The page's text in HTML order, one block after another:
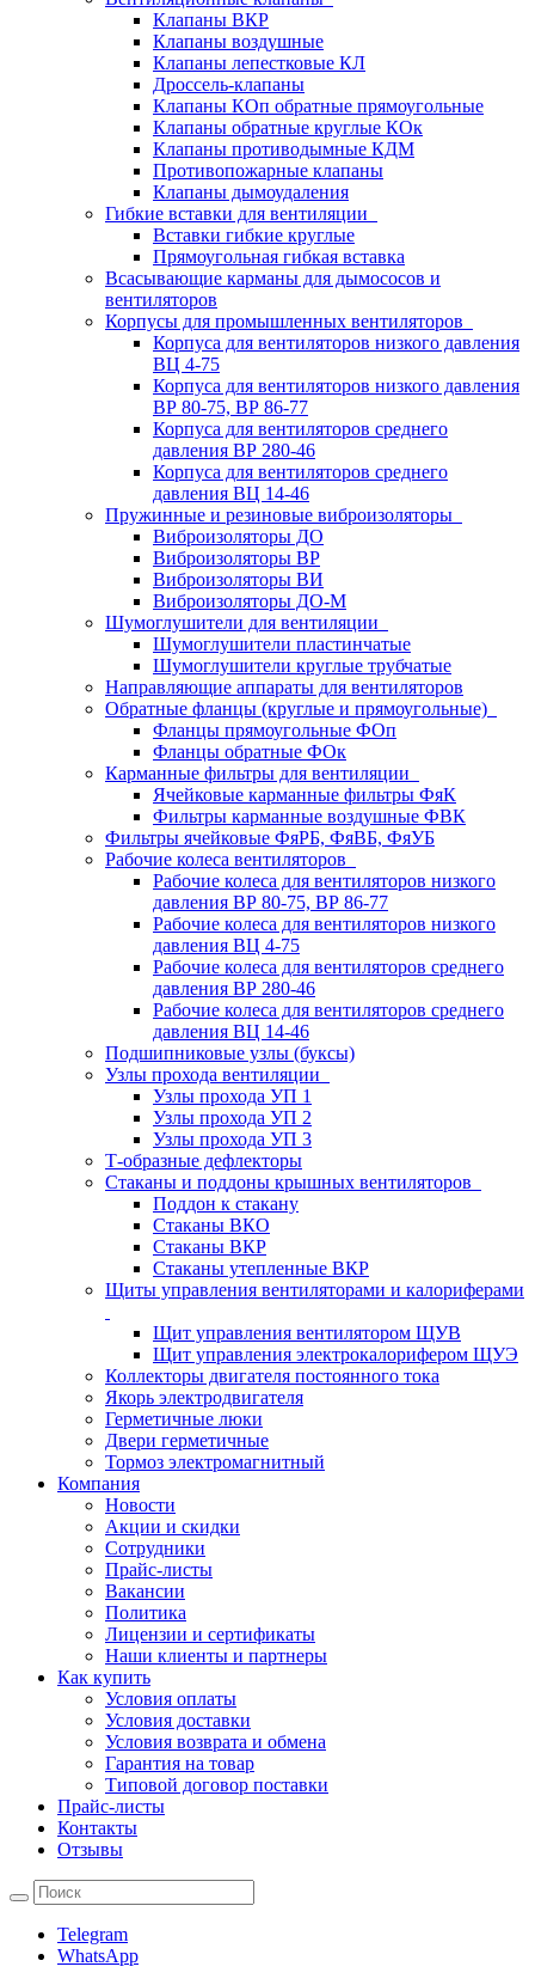
Клапаны ВКР
Клапаны воздушные
Клапаны лепестковые КЛ
Дроссель-клапаны
Клапаны КОп обратные прямоугольные
Клапаны обратные круглые КОк
Клапаны противодымные КДМ
Противопожарные клапаны
Клапаны дымоудаления
Гибкие вставки для вентиляции
Вставки гибкие круглые
Прямоугольная гибкая вставка
Всасывающие карманы для дымососов и
вентиляторов
Корпусы для промышленных вентиляторов
Корпуса для вентиляторов низкого давления
ВЦ 4-75
Корпуса для вентиляторов низкого давления
ВР 80-75, ВР 86-77
Корпуса для вентиляторов среднего
давления ВР 280-46
Корпуса для вентиляторов среднего
давления ВЦ 14-46
Пружинные и резиновые виброизоляторы
Виброизоляторы ДО
Виброизоляторы ВР
Виброизоляторы ВИ
Виброизоляторы ДО-М
Шумоглушители для вентиляции
Шумоглушители пластинчатые
Шумоглушители круглые трубчатые
Направляющие аппараты для вентиляторов
Обратные фланцы (круглые и прямоугольные)
Фланцы прямоугольные ФОп
Фланцы обратные ФОк
Карманные фильтры для вентиляции
Ячейковые карманные фильтры ФяК
Фильтры карманные воздушные ФВК
Фильтры ячейковые ФяРБ, ФяВБ, ФяУБ
Рабочие колеса вентиляторов
Рабочие колеса для вентиляторов низкого
давления ВР 80-75, ВР 86-77
Рабочие колеса для вентиляторов низкого
давления ВЦ 4-75
Рабочие колеса для вентиляторов среднего
давления ВР 280-46
Рабочие колеса для вентиляторов среднего
давления ВЦ 14-46
Подшипниковые узлы (буксы)
Узлы прохода вентиляции
Узлы прохода УП 1
Узлы прохода УП 2
Узлы прохода УП 3
Т-образные дефлекторы
Стаканы и поддоны крышных вентиляторов
Поддон к стакану
Стаканы ВКО
Стаканы ВКР
Стаканы утепленные ВКР
Щиты управления вентиляторами и калориферами
Щит управления вентилятором ЩУВ
Щит управления электрокалорифером ЩУЭ
Коллекторы двигателя постоянного тока
Якорь электродвигателя
Герметичные люки
Двери герметичные
Тормоз электромагнитный
Компания
Новости
Акции и скидки
Сотрудники
Прайс-листы
Вакансии
Политика
Лицензии и сертификаты
Наши клиенты и партнеры
Как купить
Условия оплаты
Условия доставки
Условия возврата и обмена
Гарантия на товар
Типовой договор поставки
Прайс-листы
Контакты
Отзывы
Telegram
WhatsApp